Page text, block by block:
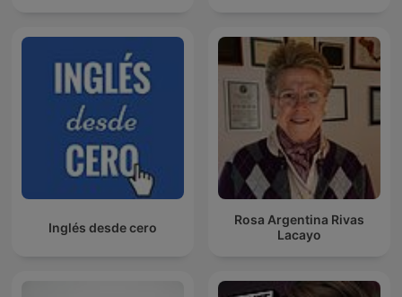
Inglés desde cero
Rosa Argentina Rivas
Lacayo